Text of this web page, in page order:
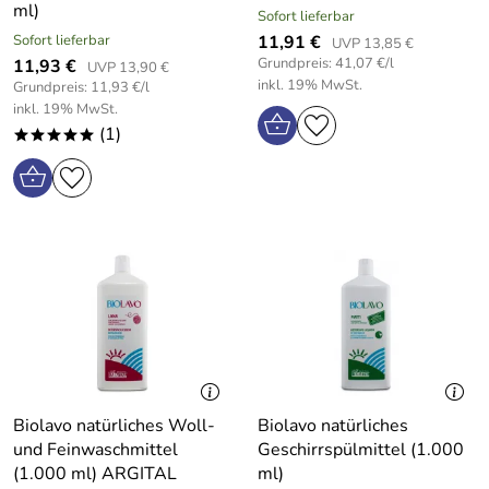
ml)
Sofort lieferbar
11,93 €
UVP 13,90 €
Grundpreis: 11,93 €/l
inkl. 19% MwSt.
***** (1)
Sofort lieferbar
11,91 €
UVP 13,85 €
Grundpreis: 41,07 €/l
inkl. 19% MwSt.
Biolavo natürliches Woll-
und Feinwaschmittel
(1.000 ml) ARGITAL
Biolavo natürliches
Geschirrspülmittel (1.000
ml)